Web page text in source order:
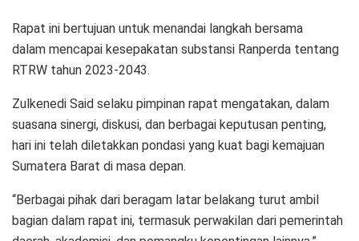
Rapat ini bertujuan untuk menandai langkah bersama
dalam mencapai kesepakatan substansi Ranperda tentang
RTRW tahun 2023-2043.
Zulkenedi Said selaku pimpinan rapat mengatakan, dalam
suasana sinergi, diskusi, dan berbagai keputusan penting,
hari ini telah diletakkan pondasi yang kuat bagi kemajuan
Sumatera Barat di masa depan.
“Berbagai pihak dari beragam latar belakang turut ambil
bagian dalam rapat ini, termasuk perwakilan dari pemerintah